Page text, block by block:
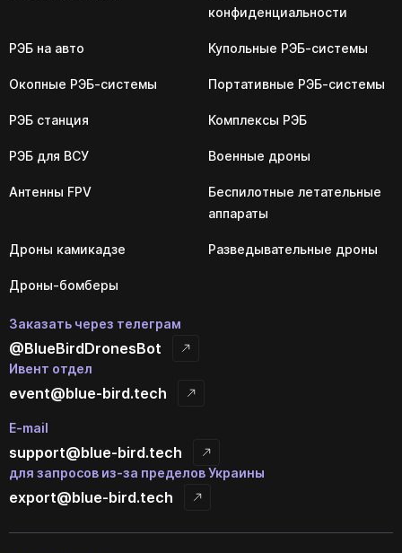
конфиденциальности
РЭБ на авто Купольные РЭБ-системы
Окопные РЭБ-системы Портативные РЭБ-системы
РЭБ станция Комплексы РЭБ
РЭБ для ВСУ Военные дроны
Антенны FPV
Беспилотные летательные
аппараты
Дроны камикадзе Разведывательные дроны
Дроны-бомберы
Заказать через телеграм
@BlueBirdDronesBot
Ивент отдел
event@blue-bird.tech
E-mail
support@blue-bird.tech
для запросов из-за пределов Украины
export@blue-bird.tech